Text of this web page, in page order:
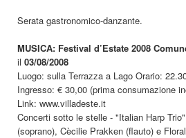
Serata gastronomico-danzante.
MUSICA: Festival d’Estate 2008
il 03/08/2008
Luogo: sulla Terrazza a Lago Orario:
Ingresso: € 30,00 (prima consumazione
Link: www.villadeste.it
Concerti sotto le stelle - "Italian Harp
(soprano), Cècilie Prakken (flauto) e